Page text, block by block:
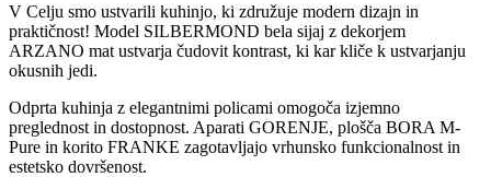
V Celju smo ustvarili kuhinjo, ki združuje modern dizajn in
praktičnost! Model SILBERMOND bela sijaj z dekorjem
ARZANO mat ustvarja čudovit kontrast, ki kar kliče k ustvarjanju
okusnih jedi.
Odprta kuhinja z elegantnimi policami omogoča izjemno
preglednost in dostopnost. Aparati GORENJE, plošča BORA M-
Pure in korito FRANKE zagotavljajo vrhunsko funkcionalnost in
estetsko dovršenost.